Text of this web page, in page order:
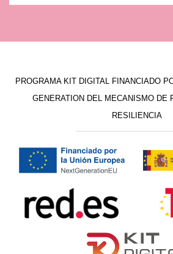
PROGRAMA KIT DIGITAL FINANCIADO
GENERATION DEL MECANISMO DE
RESILIENCIA